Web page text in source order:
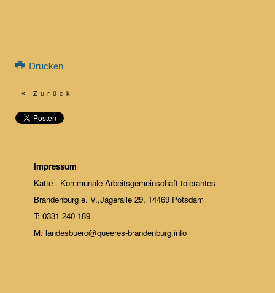
Drucken
Zurück
Impressum
Katte - Kommunale Arbeitsgemeinschaft tolerantes
Brandenburg e. V.,Jägeralle 29, 14469 Potsdam
T: 0331 240 189
M: landesbuero@queeres-brandenburg.info